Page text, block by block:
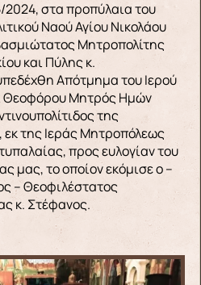
Ναού Αγίου Νικολάου
Μητροπολίτης
και Πύλης κ.
Απότμημα του Ιερού
Θεοφόρου Μητρός Ημών
της
της Ιεράς Μητροπόλεως
προς ευλογίαν του
μας, το οποίον εκόμισε ο –
– Θεοφιλέστατος
κ. Στέφανος.